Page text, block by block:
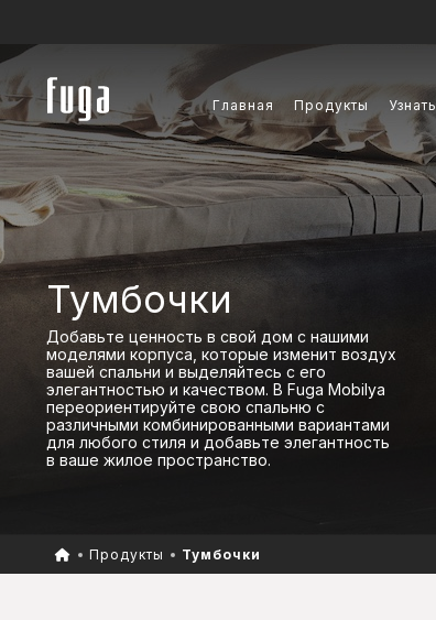
Главная Продукты Узнать
Тумбочки
Добавьте ценность в свой дом с нашими
моделями корпуса, которые изменит воздух
вашей спальни и выделяйтесь с его
элегантностью и качеством. В Fuga Mobilya
переориентируйте свою спальню с
различными комбинированными вариантами
для любого стиля и добавьте элегантность
в ваше жилое пространство.
Продукты Тумбочки